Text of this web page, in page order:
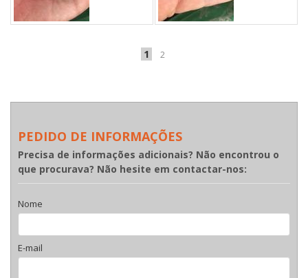
1 2
PEDIDO DE INFORMAÇÕES
Precisa de informações adicionais? Não encontrou o
que procurava? Não hesite em contactar-nos:
Nome
E-mail